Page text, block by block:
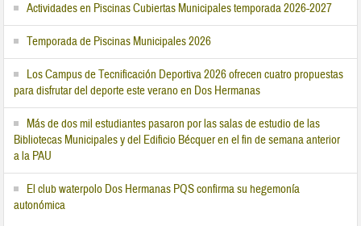
Actividades en Piscinas Cubiertas Municipales temporada 2026-2027
Temporada de Piscinas Municipales 2026
Los Campus de Tecnificación Deportiva 2026 ofrecen cuatro propuestas
para disfrutar del deporte este verano en Dos Hermanas
Más de dos mil estudiantes pasaron por las salas de estudio de las
Bibliotecas Municipales y del Edificio Bécquer en el fin de semana anterior
a la PAU
El club waterpolo Dos Hermanas PQS confirma su hegemonía
autonómica